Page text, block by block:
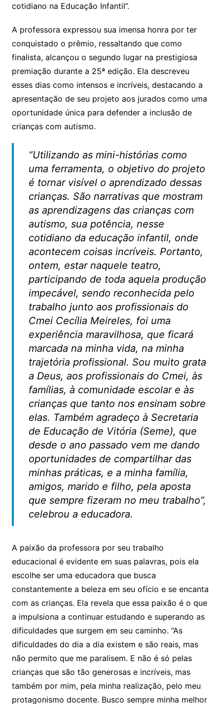
cotidiano na Educação Infantil”.
A professora expressou sua imensa honra por ter
conquistado o prêmio, ressaltando que como
finalista, alcançou o segundo lugar na prestigiosa
premiação durante a 25ª edição. Ela descreveu
esses dias como intensos e incríveis, destacando a
apresentação de seu projeto aos jurados como uma
oportunidade única para defender a inclusão de
crianças com autismo.
“Utilizando as mini-histórias como
uma ferramenta, o objetivo do projeto
é tornar visível o aprendizado dessas
crianças. São narrativas que mostram
as aprendizagens das crianças com
autismo, sua potência, nesse
cotidiano da educação infantil, onde
acontecem coisas incríveis. Portanto,
ontem, estar naquele teatro,
participando de toda aquela produção
impecável, sendo reconhecida pelo
trabalho junto aos profissionais do
Cmei Cecília Meireles, foi uma
experiência maravilhosa, que ficará
marcada na minha vida, na minha
trajetória profissional. Sou muito grata
a Deus, aos profissionais do Cmei, às
famílias, à comunidade escolar e às
crianças que tanto nos ensinam sobre
elas. Também agradeço à Secretaria
de Educação de Vitória (Seme), que
desde o ano passado vem me dando
oportunidades de compartilhar das
minhas práticas, e a minha família,
amigos, marido e filho, pela aposta
que sempre fizeram no meu trabalho”,
celebrou a educadora.
A paixão da professora por seu trabalho
educacional é evidente em suas palavras, pois ela
escolhe ser uma educadora que busca
constantemente a beleza em seu ofício e se encanta
com as crianças. Ela revela que essa paixão é o que
a impulsiona a continuar estudando e superando as
dificuldades que surgem em seu caminho. “As
dificuldades do dia a dia existem e são reais, mas
não permito que me paralisem. E não é só pelas
crianças que são tão generosas e incríveis, mas
também por mim, pela minha realização, pelo meu
protagonismo docente. Busco sempre minha melhor